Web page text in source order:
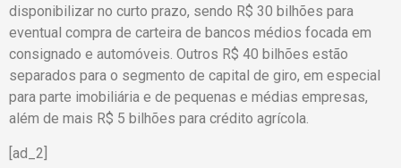
disponibilizar no curto prazo, sendo R$ 30 bilhões para
eventual compra de carteira de bancos médios focada em
consignado e automóveis. Outros R$ 40 bilhões estão
separados para o segmento de capital de giro, em especial
para parte imobiliária e de pequenas e médias empresas,
além de mais R$ 5 bilhões para crédito agrícola.
[ad_2]